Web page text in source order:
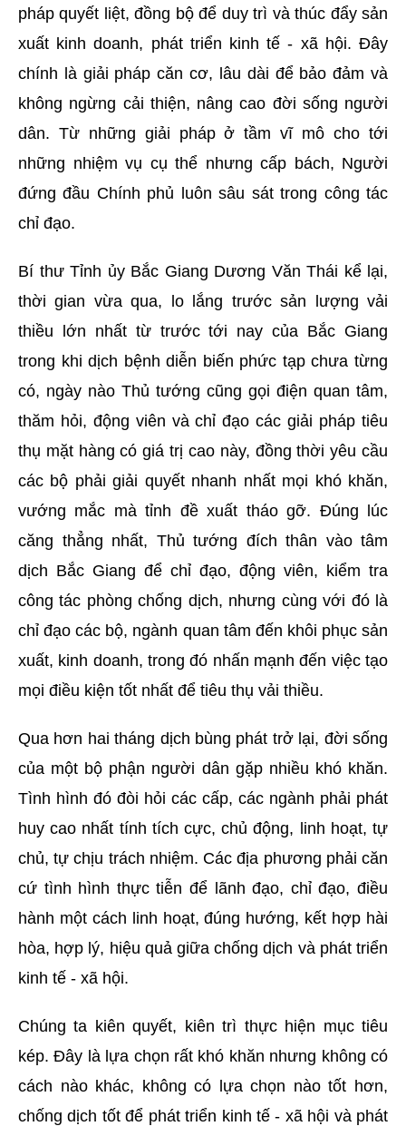
pháp quyết liệt, đồng bộ để duy trì và thúc đẩy sản
xuất kinh doanh, phát triển kinh tế - xã hội. Đây
chính là giải pháp căn cơ, lâu dài để bảo đảm và
không ngừng cải thiện, nâng cao đời sống người
dân. Từ những giải pháp ở tầm vĩ mô cho tới
những nhiệm vụ cụ thể nhưng cấp bách, Người
đứng đầu Chính phủ luôn sâu sát trong công tác
chỉ đạo.
Bí thư Tỉnh ủy Bắc Giang Dương Văn Thái kể lại,
thời gian vừa qua, lo lắng trước sản lượng vải
thiều lớn nhất từ trước tới nay của Bắc Giang
trong khi dịch bệnh diễn biến phức tạp chưa từng
có, ngày nào Thủ tướng cũng gọi điện quan tâm,
thăm hỏi, động viên và chỉ đạo các giải pháp tiêu
thụ mặt hàng có giá trị cao này, đồng thời yêu cầu
các bộ phải giải quyết nhanh nhất mọi khó khăn,
vướng mắc mà tỉnh đề xuất tháo gỡ. Đúng lúc
căng thẳng nhất, Thủ tướng đích thân vào tâm
dịch Bắc Giang để chỉ đạo, động viên, kiểm tra
công tác phòng chống dịch, nhưng cùng với đó là
chỉ đạo các bộ, ngành quan tâm đến khôi phục sản
xuất, kinh doanh, trong đó nhấn mạnh đến việc tạo
mọi điều kiện tốt nhất để tiêu thụ vải thiều.
Qua hơn hai tháng dịch bùng phát trở lại, đời sống
của một bộ phận người dân gặp nhiều khó khăn.
Tình hình đó đòi hỏi các cấp, các ngành phải phát
huy cao nhất tính tích cực, chủ động, linh hoạt, tự
chủ, tự chịu trách nhiệm. Các địa phương phải căn
cứ tình hình thực tiễn để lãnh đạo, chỉ đạo, điều
hành một cách linh hoạt, đúng hướng, kết hợp hài
hòa, hợp lý, hiệu quả giữa chống dịch và phát triển
kinh tế - xã hội.
Chúng ta kiên quyết, kiên trì thực hiện mục tiêu
kép. Đây là lựa chọn rất khó khăn nhưng không có
cách nào khác, không có lựa chọn nào tốt hơn,
chống dịch tốt để phát triển kinh tế - xã hội và phát